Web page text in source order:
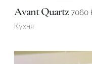
Avant Quartz7060
Кухня